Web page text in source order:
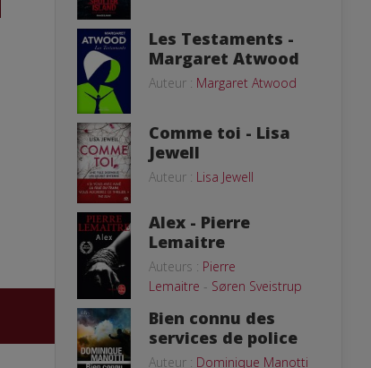
Les Testaments -
Margaret Atwood
Auteur : Margaret Atwood
Comme toi - Lisa
Jewell
Auteur : Lisa Jewell
Alex - Pierre
Lemaitre
Auteurs : Pierre
Lemaitre - Søren Sveistrup
Bien connu des
services de police
Auteur : Dominique Manotti